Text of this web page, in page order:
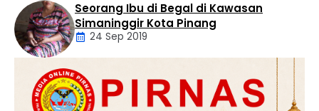
Artikel
Daerah
Hukum
Kriminal
Seorang Ibu di Begal di Kawasan
Simaninggir Kota Pinang
24 Sep 2019